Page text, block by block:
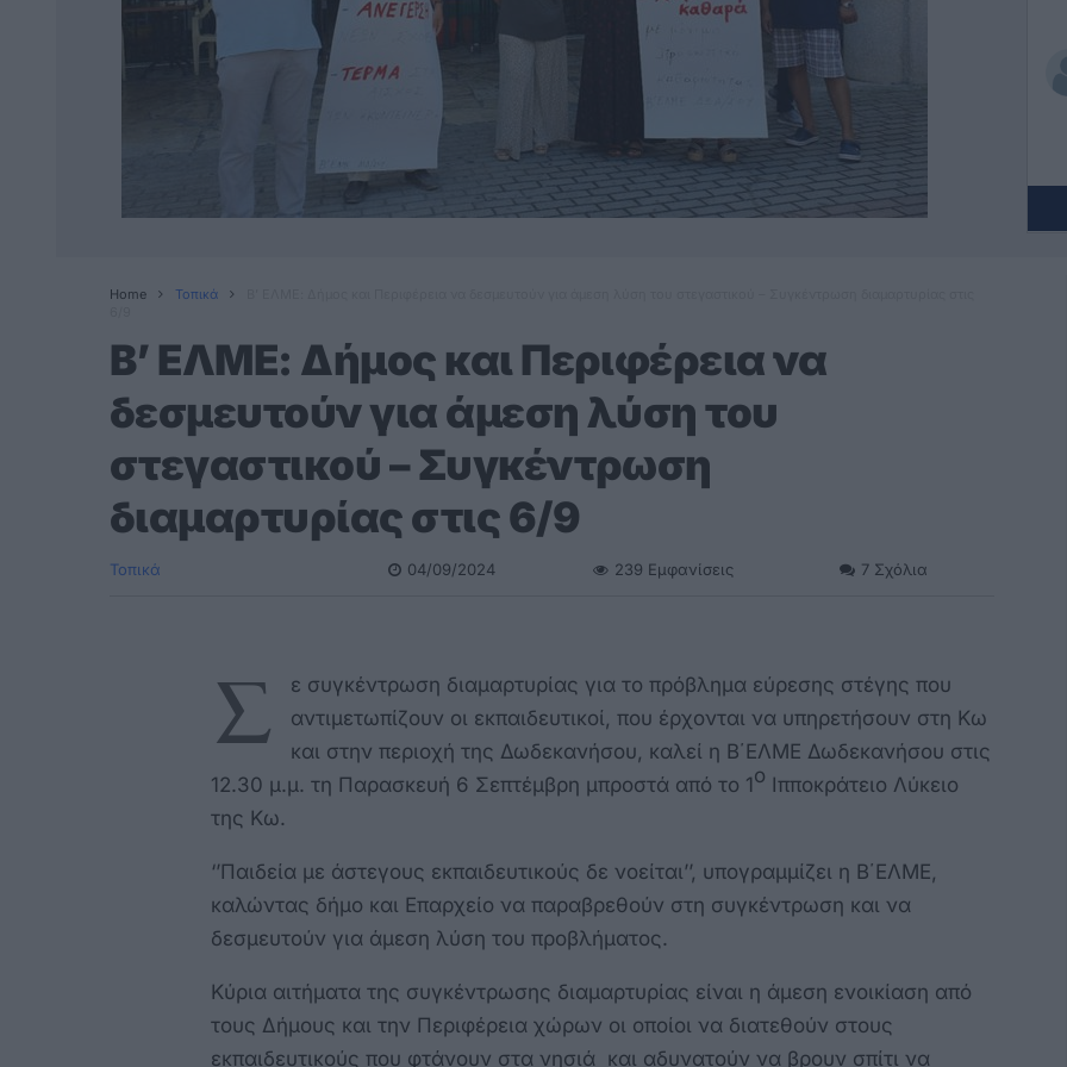
Home Τοπικά
Β’ ΕΛΜΕ: Δήμος και Περιφέρεια να
δεσμευτούν για άμεση λύση του
στεγαστικού – Συγκέντρωση
διαμαρτυρίας στις 6/9
Τοπικά 04/09/2024 239 Εμφανίσεις 7 Σχόλια
Σ
ε συγκέντρωση διαμαρτυρίας για το πρόβλημα εύρεσης στέγης που
αντιμετωπίζουν οι εκπαιδευτικοί, που έρχονται να υπηρετήσουν στη Κω
και στην περιοχή της Δωδεκανήσου, καλεί η Β΄ΕΛΜΕ Δωδεκανήσου στις
12.30 μ.μ. τη Παρασκευή 6 Σεπτέμβρη μπροστά από το 1ο Ιπποκράτειο Λύκειο
της Κω.
‘’Παιδεία με άστεγους εκπαιδευτικούς δε νοείται’’, υπογραμμίζει η Β΄ΕΛΜΕ,
καλώντας δήμο και Επαρχείο να παραβρεθούν στη συγκέντρωση και να
δεσμευτούν για άμεση λύση του προβλήματος.
Κύρια αιτήματα της συγκέντρωσης διαμαρτυρίας είναι η άμεση ενοικίαση από
τους Δήμους και την Περιφέρεια χώρων οι οποίοι να διατεθούν στους
εκπαιδευτικούς που φτάνουν στα νησιά και αδυνατούν να βρουν σπίτι να